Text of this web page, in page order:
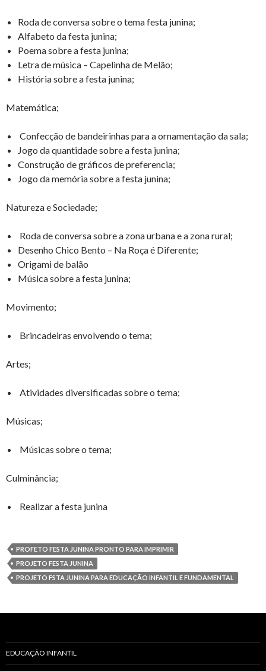
Roda de conversa sobre o tema festa junina;
Alfabeto da festa junina;
Poema sobre a festa junina;
Letra de música – Capelinha de Melão;
História sobre a festa junina;
Matemática;
Confecção de bandeirinhas para a ornamentação da sala;
Jogo da quantidade sobre a festa junina;
Construção de gráficos de preferencia;
Jogo da memória sobre a festa junina;
Natureza e Sociedade;
Roda de conversa sobre a zona urbana e a zona rural;
Desenho Chico Bento – Na Roça é Diferente;
Origami de balão
Música sobre a festa junina;
Movimento;
Brincadeiras envolvendo o tema;
Artes;
Atividades diversificadas sobre o tema;
Músicas;
Músicas sobre o tema;
Culminância;
Realizar a festa junina
PROFETO FESTA JUNINA PRONTO PARA IMPRIMIR
PROJETO FESTA JUNINA
PROJETO FSTA JUNINA PARA EDUCAÇÃO INFANTIL E FUNDAMENTAL
EDUCAÇÃO INFANTIL